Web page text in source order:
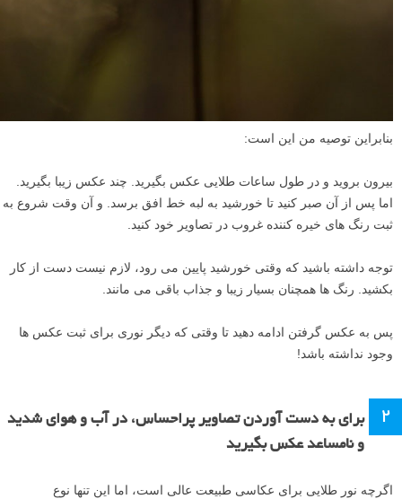
بنابراین توصیه من این است:
بیرون بروید و در طول ساعات طلایی عکس بگیرید. چند عکس زیبا بگیرید.
اما پس از آن صبر کنید تا خورشید به لبه خط افق برسد. و آن وقت شروع به
ثبت رنگ های خیره کننده غروب در تصاویر خود کنید.
توجه داشته باشید که وقتی خورشید پایین می رود، لازم نیست دست از کار
بکشید. رنگ ها همچنان بسیار زیبا و جذاب باقی می مانند.
پس به عکس گرفتن ادامه دهید تا وقتی که دیگر نوری برای ثبت عکس ها
وجود نداشته باشد!
۲
برای به دست آوردن تصاویر پراحساس، در آب و هوای شدید
و نامساعد عکس بگیرید
اگرچه نور طلایی برای عکاسی طبیعت عالی است، اما این تنها نوع